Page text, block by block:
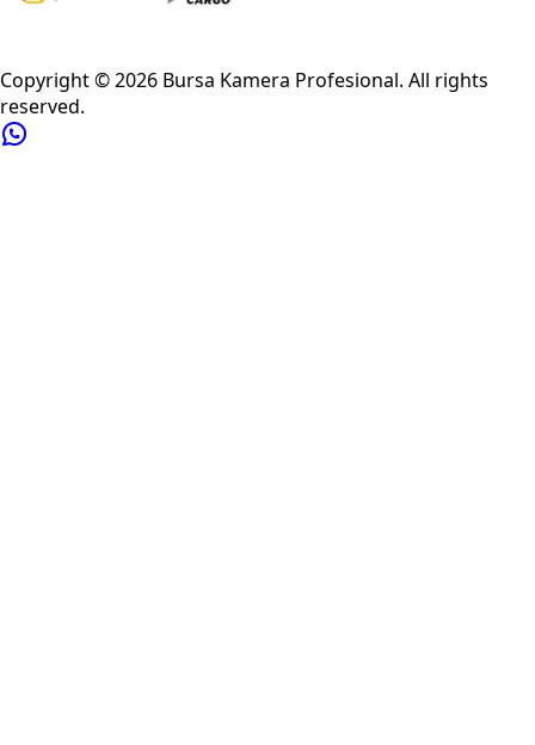
Copyright ©2026 Bursa Kamera Profesional. All rights
reserved.